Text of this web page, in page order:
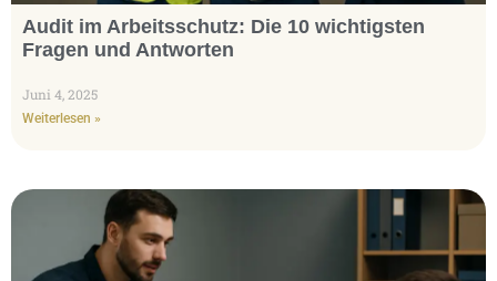
Audit im Arbeitsschutz: Die 10 wichtigsten
Fragen und Antworten
Juni 4, 2025
Weiterlesen »